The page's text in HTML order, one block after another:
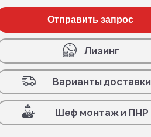
Отправить запрос
Лизинг
Варианты доставки
Шеф монтаж и ПНР